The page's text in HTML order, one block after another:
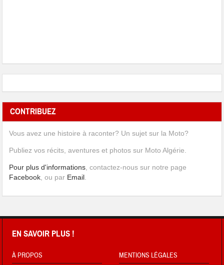
CONTRIBUEZ
Vous avez une histoire à raconter? Un sujet sur la Moto?
Publiez vos récits, aventures et photos sur Moto Algérie.
Pour plus d'informations, contactez-nous sur notre page
Facebook, ou par Email.
EN SAVOIR PLUS !
À PROPOS MENTIONS LÉGALES